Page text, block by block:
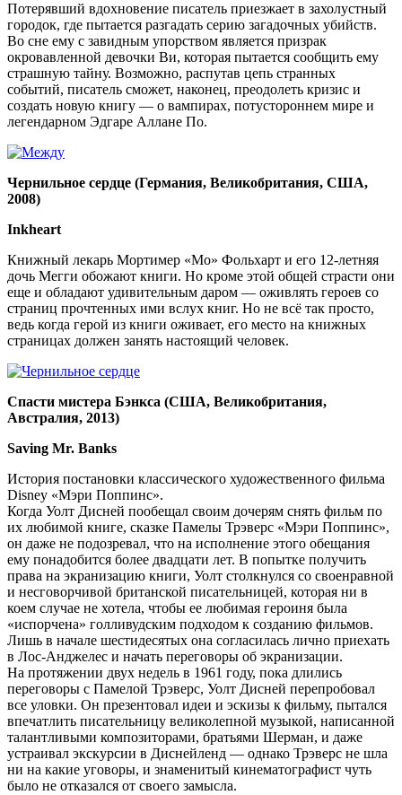
Потерявший вдохновение писатель приезжает в захолустный
городок, где пытается разгадать серию загадочных убийств.
Во сне ему с завидным упорством является призрак
окровавленной девочки Ви, которая пытается сообщить ему
страшную тайну. Возможно, распутав цепь странных
событий, писатель сможет, наконец, преодолеть кризис и
создать новую книгу — о вампирах, потустороннем мире и
легендарном Эдгаре Аллане По.
Чернильное сердце (Германия, Великобритания, США,
2008)
Inkheart
Книжный лекарь Мортимер «Мо» Фольхарт и его 12-летняя
дочь Мегги обожают книги. Но кроме этой общей страсти они
еще и обладают удивительным даром — оживлять героев со
страниц прочтенных ими вслух книг. Но не всё так просто,
ведь когда герой из книги оживает, его место на книжных
страницах должен занять настоящий человек.
Спасти мистера Бэнкса (США, Великобритания,
Австралия, 2013)
Saving Mr. Banks
История постановки классического художественного фильма
Disney «Мэри Поппинс».
Когда Уолт Дисней пообещал своим дочерям снять фильм по
их любимой книге, сказке Памелы Трэверс «Мэри Поппинс»,
он даже не подозревал, что на исполнение этого обещания
ему понадобится более двадцати лет. В попытке получить
права на экранизацию книги, Уолт столкнулся со своенравной
и несговорчивой британской писательницей, которая ни в
коем случае не хотела, чтобы ее любимая героиня была
«испорчена» голливудским подходом к созданию фильмов.
Лишь в начале шестидесятых она согласилась лично приехать
в Лос-Анджелес и начать переговоры об экранизации.
На протяжении двух недель в 1961 году, пока длились
переговоры с Памелой Трэверс, Уолт Дисней перепробовал
все уловки. Он презентовал идеи и эскизы к фильму, пытался
впечатлить писательницу великолепной музыкой, написанной
талантливыми композиторами, братьями Шерман, и даже
устраивал экскурсии в Диснейленд — однако Трэверс не шла
ни на какие уговоры, и знаменитый кинематографист чуть
было не отказался от своего замысла.